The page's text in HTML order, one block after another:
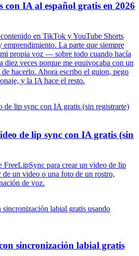
con IA al español gratis en 2026
en TikTok y YouTube Shorts
emprendimiento. La parte que siempre
propia voz — sobre todo cuando hacía
diez veces porque me equivocaba con un
hacerlo. Ahora escribo el guion, pego
y la IA hace el resto.
de lip sync con IA gratis (sin
FreeLipSync para crear un video de lip
un video o una foto de un rostro,
de voz.
sincronización labial gratis